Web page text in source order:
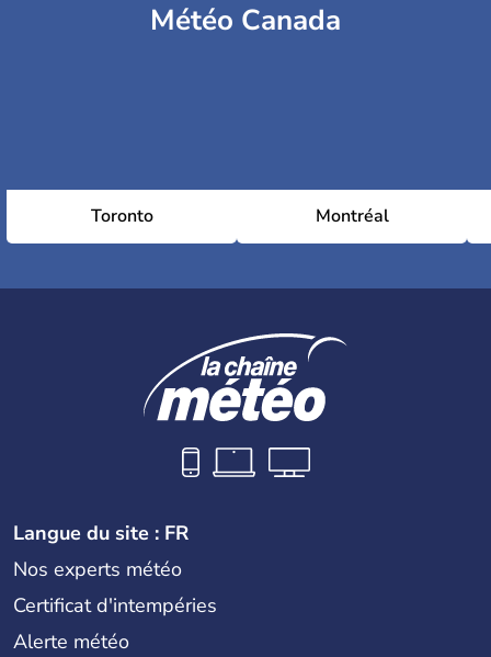
Météo Canada
Toronto Montréal
Langue du site : FR
Nos experts météo
Certificat d'intempéries
Alerte météo